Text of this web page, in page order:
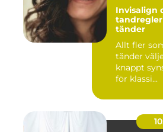
Invisalign diskret
tänder
Allt fler
tänder
knappt
för klassi...